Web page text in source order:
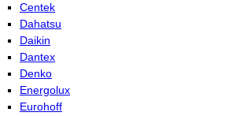
Centek
Dahatsu
Daikin
Dantex
Denko
Energolux
Eurohoff